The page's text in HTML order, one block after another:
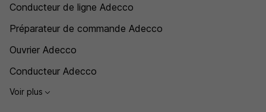
Conducteur de ligne Adecco
Préparateur de commande Adecco
Ouvrier Adecco
Conducteur Adecco
Voir plus